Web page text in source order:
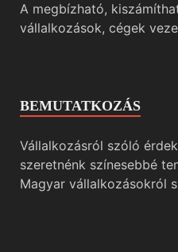
A megbízható,
vállalkozások, cégek
BEMUTATKOZÁS
Vállalkozásról szóló
szeretnénk színesebbé
Magyar vállalkozásokról